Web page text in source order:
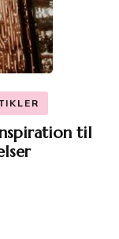
til